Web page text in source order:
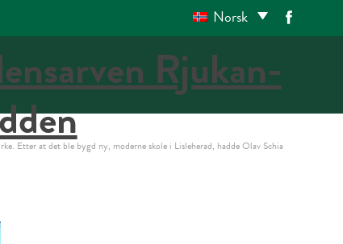
Norsk
Etter at det ble bygd ny, moderne skole i Lisleherad, hadde Olav Schia